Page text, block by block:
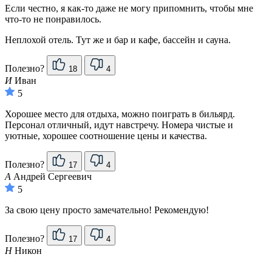
Если честно, я как-то даже не могу припомнить, чтобы мне
что-то не понравилось.
Неплохой отель. Тут же и бар и кафе, бассейн и сауна.
Полезно? 18 4
ИИван
5
Хорошее место для отдыха, можно поиграть в бильярд.
Персонал отличный, идут навстречу. Номера чистые и
уютные, хорошее соотношение цены и качества.
Полезно? 17 4
А Андрей Сергеевич
5
За свою цену просто замечательно! Рекомендую!
Полезно? 17 4
ННикон